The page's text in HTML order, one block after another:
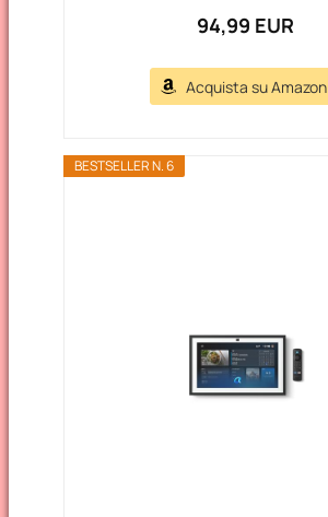
94,99 EUR
Acquista su Amazon
BESTSELLER N. 6